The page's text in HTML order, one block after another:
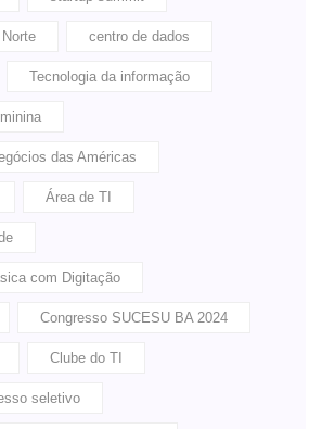
centro de dados
Tecnologia da informação
das Américas
Área de TI
com Digitação
Congresso SUCESU BA 2024
Clube do TI
seletivo